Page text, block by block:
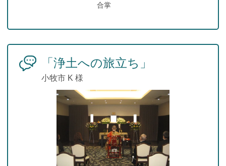
合掌
「浄土への旅立ち」
小牧市 K 様